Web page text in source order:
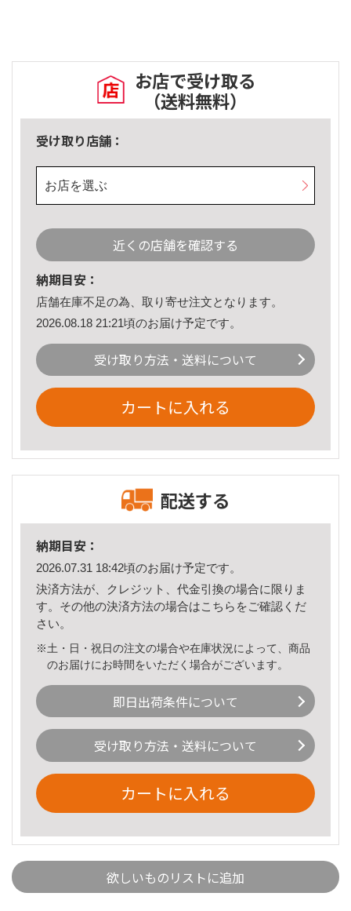
お店で受け取る
（送料無料）
受け取り店舗：
お店を選ぶ
近くの店舗を確認する
納期目安：
店舗在庫不足の為、取り寄せ注文となります。
2026.08.18 21:21頃のお届け予定です。
受け取り方法・送料について
カートに入れる
配送する
納期目安：
2026.07.31 18:42頃のお届け予定です。
決済方法が、クレジット、代金引換の場合に限りま
す。その他の決済方法の場合はこちら をご確認くだ
さい。
※土・日・祝日の注文の場合や在庫状況によって、商品
のお届けにお時間をいただく場合がございます。
即日出荷条件について
受け取り方法・送料について
カートに入れる
欲しいものリストに追加